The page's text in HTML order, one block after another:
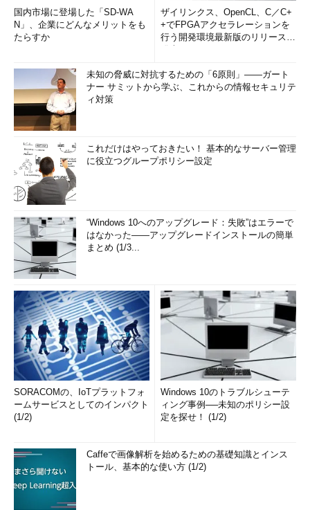
国内市場に登場した「SD-WA
N」、企業にどんなメリットをも
たらすか
ザイリンクス、OpenCL、C／C+
+でFPGAアクセラレーションを
行う開発環境最新版のリリースを
未知の脅威に対抗するための「6原則」――ガート
ナー サミットから学ぶ、これからの情報セキュリテ
ィ対策
これだけはやっておきたい！ 基本的なサーバー管理
に役立つグループポリシー設定
“Windows 10へのアップグレード：失敗”はエラーで
はなかった――アップグレードインストールの簡単
まとめ (1/3...
SORACOMの、IoTプラットフォ
ームサービスとしてのインパクト
(1/2)
Windows 10のトラブルシューテ
ィング事例──未知のポリシー設
定を探せ！ (1/2)
Caffeで画像解析を始めるための基礎知識とインス
トール、基本的な使い方 (1/2)